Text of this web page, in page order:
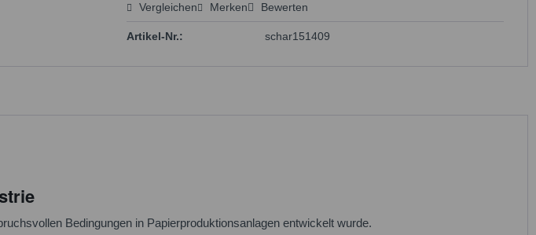
Preis anfragen
Vergleichen Merken Bewerten
Artikel-Nr.: schar151409
Bedingungen in Papierproduktionsanlagen entwickelt wurde.